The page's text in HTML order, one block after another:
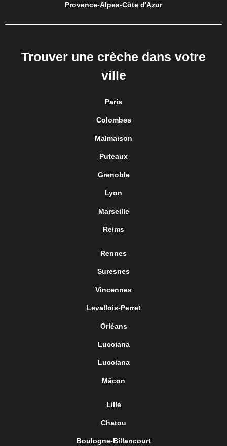
Provence-Alpes-Côte d'Azur
Trouver une crèche dans votre
ville
Paris
Colombes
Malmaison
Puteaux
Grenoble
Lyon
Marseille
Reims
Rennes
Suresnes
Vincennes
Levallois-Perret
Orléans
Lucciana
Lucciana
Mâcon
Lille
Chatou
Boulogne-Billancourt